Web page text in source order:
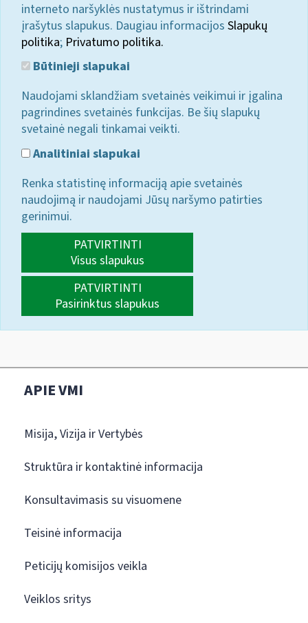
interneto naršyklės nustatymus ir ištrindami
įrašytus slapukus. Daugiau informacijos Slapukų
politika; Privatumo politika.
Būtinieji slapukai
Naudojami sklandžiam svetainės veikimui ir įgalina
pagrindines svetainės funkcijas. Be šių slapukų
svetainė negali tinkamai veikti.
Analitiniai slapukai
Renka statistinę informaciją apie svetainės
naudojimą ir naudojami Jūsų naršymo patirties
gerinimui.
PATVIRTINTI
Visus slapukus
PATVIRTINTI
Pasirinktus slapukus
APIE VMI
Misija, Vizija ir Vertybės
Struktūra ir kontaktinė informacija
Konsultavimasis su visuomene
Teisinė informacija
Peticijų komisijos veikla
Veiklos sritys